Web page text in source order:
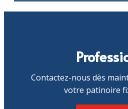
Contactez-nous dès
votre patinoire